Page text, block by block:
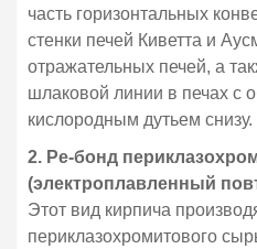
часть горизонтальных
стенки печей Киветта и
отражательных печей, а
шлаковой линии в печах с
кислородным дутьем снизу.
2. Ре-бонд
(электроплавленный
Этот вид кирпича
периклазохромитового